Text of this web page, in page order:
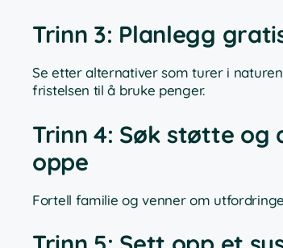
Trinn 3: Planlegg
Se etter alternativer som turer i
fristelsen til å bruke penger.
Trinn 4: Søk støtte
oppe
Fortell familie og venner om